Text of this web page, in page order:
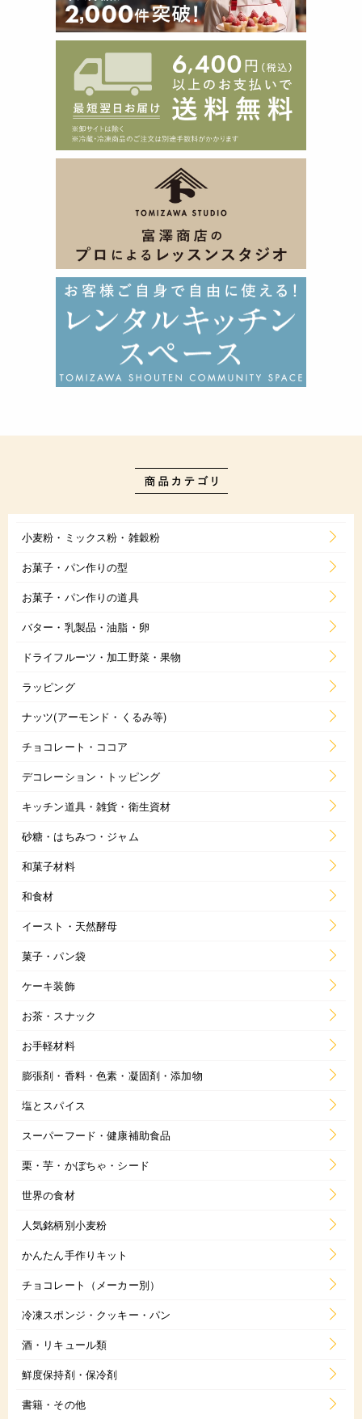
小麦粉・ミックス粉・雑穀粉
お菓子・パン作りの型
お菓子・パン作りの道具
バター・乳製品・油脂・卵
ドライフルーツ・加工野菜・果物
ラッピング
ナッツ(アーモンド・くるみ等)
チョコレート・ココア
デコレーション・トッピング
キッチン道具・雑貨・衛生資材
砂糖・はちみつ・ジャム
和菓子材料
和食材
イースト・天然酵母
菓子・パン袋
ケーキ装飾
お茶・スナック
お手軽材料
膨張剤・香料・色素・凝固剤・添加物
塩とスパイス
スーパーフード・健康補助食品
栗・芋・かぼちゃ・シード
世界の食材
人気銘柄別小麦粉
かんたん手作りキット
チョコレート（メーカー別）
冷凍スポンジ・クッキー・パン
酒・リキュール類
鮮度保持剤・保冷剤
書籍・その他